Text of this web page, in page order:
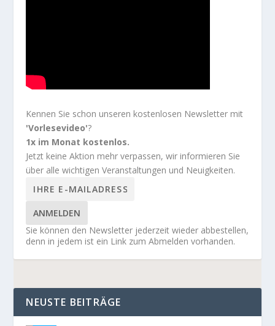
Kennen Sie schon unseren kostenlosen Newsletter mit
'Vorlesevideo'?
1x im Monat kostenlos.
Jetzt keine Aktion mehr verpassen, wir informieren Sie
über alle wichtigen Veranstaltungen und Neuigkeiten.
ANMELDEN
Sie können den Newsletter jederzeit wieder abbestellen,
denn in jedem ist ein Link zum Abmelden vorhanden.
NEUSTE BEITRÄGE